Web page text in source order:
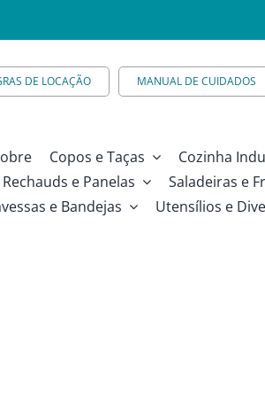
DE LOCAÇÃO MANUAL DE CUIDADOS
Copos e Taças Cozinha
Rechauds e Panelas Saladeiras e
e Bandejas
Utensílios e